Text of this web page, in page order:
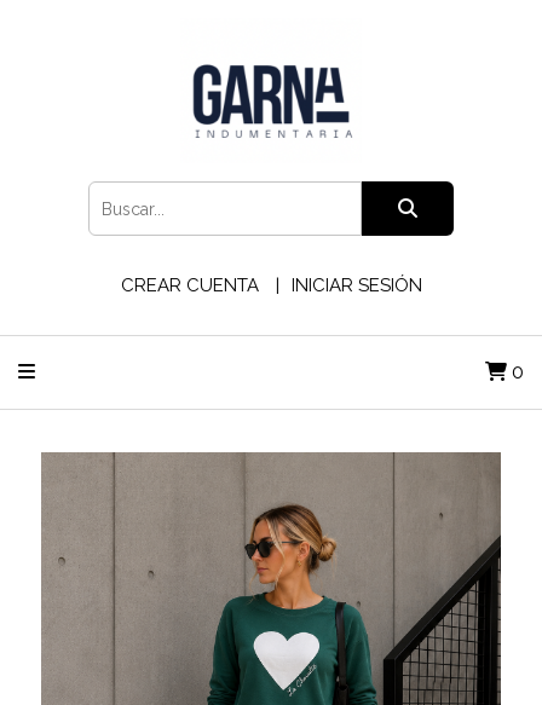
CREAR CUENTA INICIAR SESIÓN
0